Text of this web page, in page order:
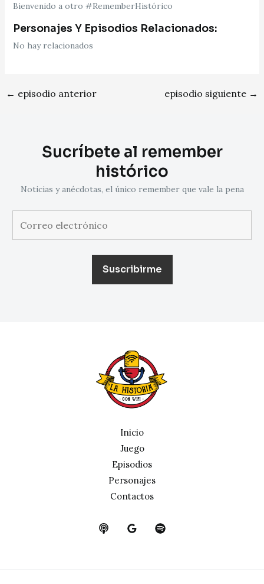
Bienvenido a otro #RememberHistórico
Personajes Y Episodios Relacionados:
No hay relacionados
← episodio anterior episodio siguiente →
Sucríbete al remember
histórico
Noticias y anécdotas, el único remember que vale la pena
Inicio
Juego
Episodios
Personajes
Contactos